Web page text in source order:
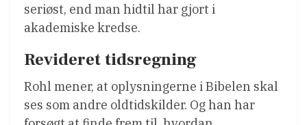
seriøst, end man hidtil har gjort i
akademiske kredse.
Revideret tidsregning
Rohl mener, at oplysningerne i Bibelen skal
ses som andre oldtidskilder. Og han har